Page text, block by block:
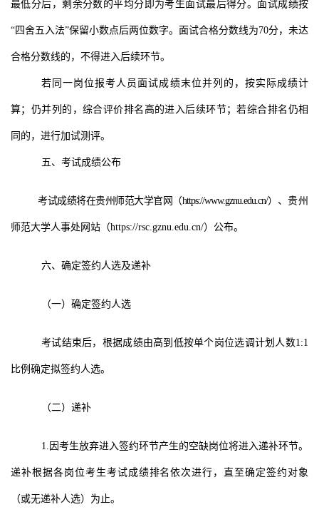
最低分后，剩余分数的平均分即为考生面试最后得分。面试成绩按
“四舍五入法”保留小数点后两位数字。 面试合格分数线为70分，未达
合格分数线的，不得进入后续环节。
若同一岗位报考人员面试成绩末位并列的，按实际成绩计
算；仍并列的，综合评价排名高的进入后续环节；若综合排名仍相
同的，进行加试测评。
五、考试成绩公布
考试成绩将在贵州师范大学官网（https://www.gznu.edu.cn/） 、贵州
师范大学人事处网站（https://rsc.gznu.edu.cn/）公布。
六、确定签约人选及递补
（一）确定签约人选
考试结束后，根据成绩由高到低按单个岗位选调计划人数1:1
比例确定拟签约人选。
（二） 递补
1. 因考生放弃进入签约环节产生的空缺岗位将进入递补环节。
递补根据各岗位考生考试成绩排名依次进行，直至确定签约对象
（或无递补人选）为止。